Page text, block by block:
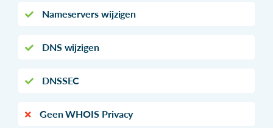
Nameservers wijzigen
DNS wijzigen
DNSSEC
Geen WHOIS Privacy